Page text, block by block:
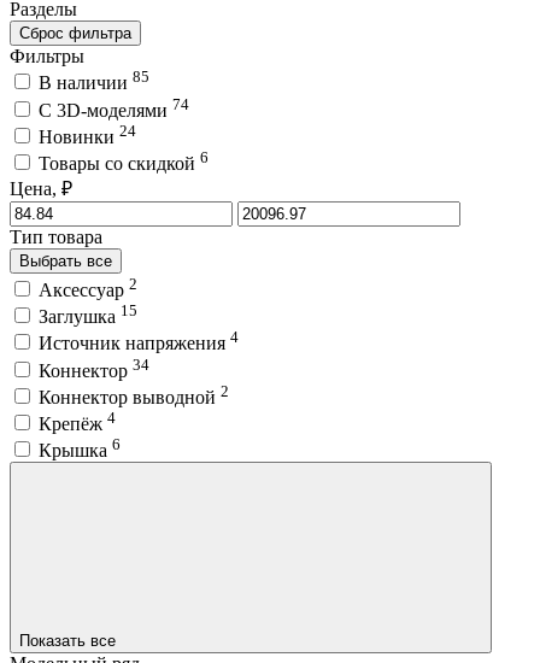
Разделы
Сброс фильтра
Фильтры
В наличии 85
C 3D-моделями 74
Новинки 24
Товары со скидкой 6
Цена, ₽
Тип товара
Выбрать все
Аксессуар 2
Заглушка 15
Источник напряжения 4
Коннектор 34
Коннектор выводной 2
Крепёж 4
Крышка 6
Показать все